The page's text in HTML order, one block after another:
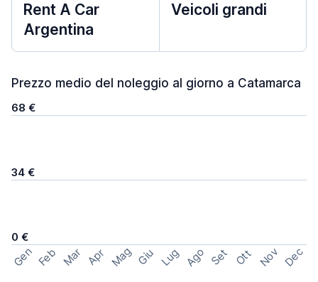
Rent A Car
Argentina
Veicoli grandi
Prezzo medio del noleggio al giorno a Catamarca
68 €
34 €
0 €
Gen Feb Mar Apr Mag Giu Lug Ago Set Ott Nov Dec